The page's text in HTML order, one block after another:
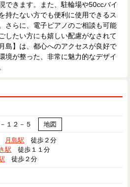
できます。また、駐輪場や50ccバイ
持たない方でも便利に使用できるス
さらに、電子ピアノのご相談も可能
したい方にも嬉しい配慮がなされて
島】は、都心へのアクセスが良好で
境が整った、非常に魅力的なデザイ
－１２－５ 地図
月島駅 徒歩２分
駅 徒歩１１分
徒歩２分